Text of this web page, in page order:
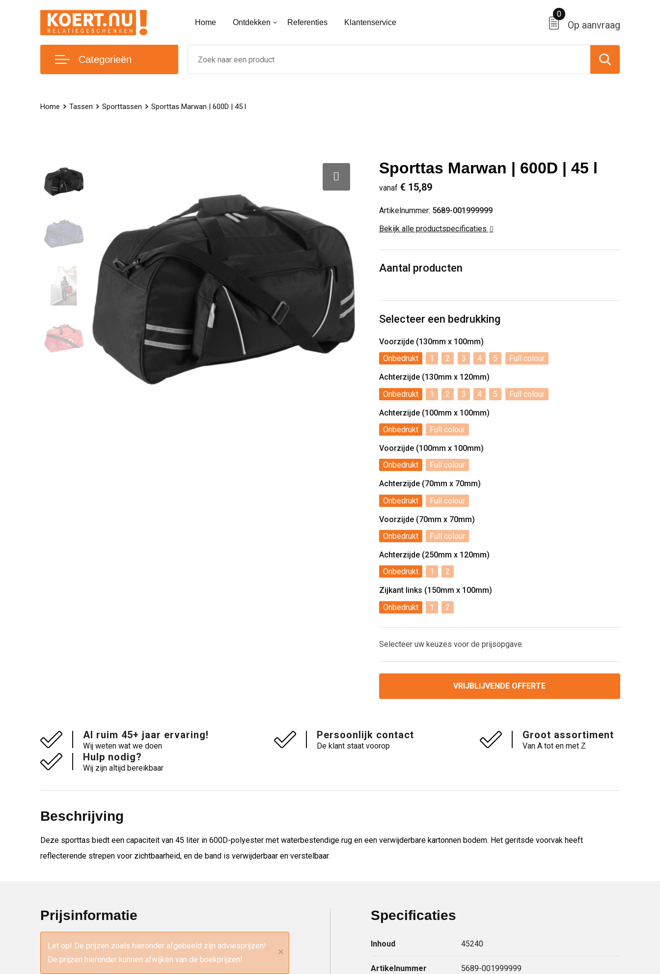
Home Ontdekken Referenties Klantenservice Op aanvraag
0
Categorieën
Home Tassen Sporttassen Sporttas Marwan | 600D | 45 l
Sporttas Marwan | 600D | 45 l
vanaf € 15,89
Artikelnummer: 5689-001999999
Bekijk alle productspecificaties
Aantal producten
Selecteer een bedrukking
Voorzijde (130mm x 100mm)
Onbedrukt
1 2 3 4 5
Full colour
Achterzijde (130mm x 120mm)
Onbedrukt
1 2 3 4 5
Full colour
Achterzijde (100mm x 100mm)
Onbedrukt
Full colour
Voorzijde (100mm x 100mm)
Onbedrukt
Full colour
Achterzijde (70mm x 70mm)
Onbedrukt
Full colour
Voorzijde (70mm x 70mm)
Onbedrukt
Full colour
Achterzijde (250mm x 120mm)
Onbedrukt
1
2
Zijkant links (150mm x 100mm)
Onbedrukt
1 2
Selecteer uw keuzes voor de prijsopgave.
VRIJBLIJVENDE OFFERTE
Al ruim 45+ jaar ervaring!
Wij weten wat we doen
Persoonlijk contact
De klant staat voorop
Groot assortiment
Van A tot en met Z
Hulp nodig?
Wij zijn altijd bereikbaar
Beschrijving
Deze sporttas biedt een capaciteit van 45 liter in 600D-polyester met waterbestendige rug en een verwijderbare kartonnen bodem. Het geritsde voorvak heeft
reflecterende strepen voor zichtbaarheid, en de band is verwijderbaar en verstelbaar.
Prijsinformatie
Let op! De prijzen zoals hieronder afgebeeld zijn adviesprijzen!
De prijzen hieronder kunnen afwijken van de boekprijzen!
×
Specificaties
Inhoud 45240
Artikelnummer 5689-001999999